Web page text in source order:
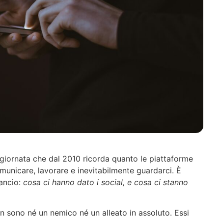
che dal 2010 ricorda quanto le piattaforme
lavorare e inevitabilmente guardarci. È
cosa ci hanno dato i social, e cosa ci stanno
né un nemico né un alleato in assoluto. Essi